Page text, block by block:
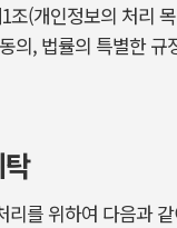
(개인정보의 처리
의, 법률의 특별한
리를 위하여 다음과